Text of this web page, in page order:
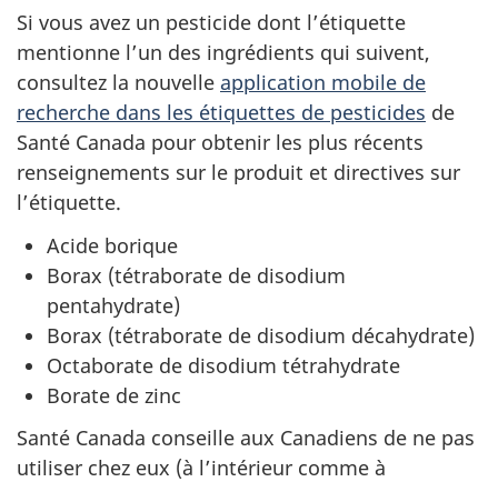
Si vous avez un pesticide dont l’étiquette
mentionne l’un des ingrédients qui suivent,
consultez la nouvelle application mobile de
recherche dans les étiquettes de pesticides de
Santé Canada pour obtenir les plus récents
renseignements sur le produit et directives sur
l’étiquette.
Acide borique
Borax (tétraborate de disodium
pentahydrate)
Borax (tétraborate de disodium décahydrate)
Octaborate de disodium tétrahydrate
Borate de zinc
Santé Canada conseille aux Canadiens de ne pas
utiliser chez eux (à l’intérieur comme à